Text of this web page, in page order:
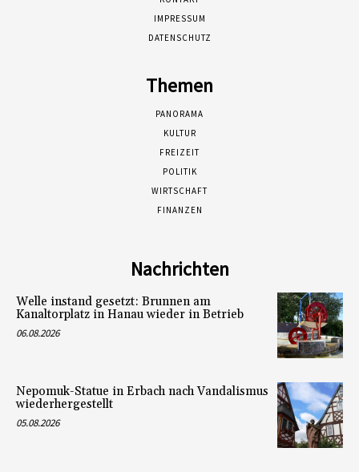
IMPRESSUM
DATENSCHUTZ
Themen
PANORAMA
KULTUR
FREIZEIT
POLITIK
WIRTSCHAFT
FINANZEN
Nachrichten
Welle instand gesetzt: Brunnen am
Kanaltorplatz in Hanau wieder in Betrieb
06.08.2026
Nepomuk-Statue in Erbach nach Vandalismus
wiederhergestellt
05.08.2026